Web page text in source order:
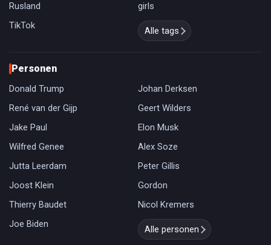
Rusland
girls
TikTok
Alle tags
Personen
Donald Trump
Johan Derksen
René van der Gijp
Geert Wilders
Jake Paul
Elon Musk
Wilfred Genee
Alex Soze
Jutta Leerdam
Peter Gillis
Joost Klein
Gordon
Thierry Baudet
Nicol Kremers
Joe Biden
Alle personen